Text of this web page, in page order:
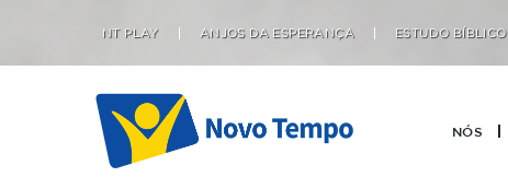
NÓS
NT PLAY ANJOS DA ESPERANÇA ESTUDO BÍBLICO